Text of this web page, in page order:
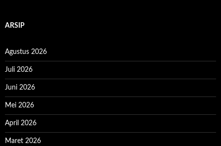
ARSIP
Agustus 2026
Juli 2026
Juni 2026
Mei 2026
April 2026
Maret 2026